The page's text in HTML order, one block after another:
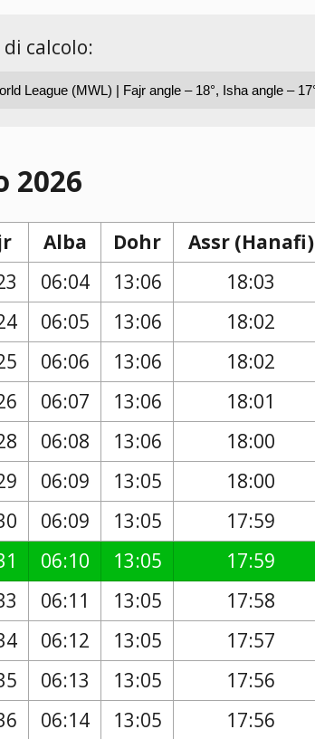
calcolo:
2026
Alba Dohr Assr (Hanafi)
06:04 13:06 18:03
06:05 13:06 18:02
06:06 13:06 18:02
06:07 13:06 18:01
06:08 13:06 18:00
06:09 13:05 18:00
06:09 13:05 17:59
06:10 13:05 17:59
06:11 13:05 17:58
06:12 13:05 17:57
06:13 13:05 17:56
06:14 13:05 17:56